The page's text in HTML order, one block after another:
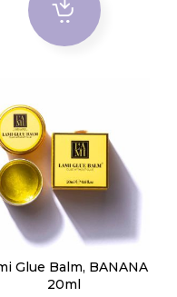
Glue Balm, BANANA
20ml